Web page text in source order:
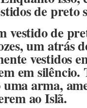
de
vestido de
um atrás
vestidos
em silêncio.
arma,
ao Islã.